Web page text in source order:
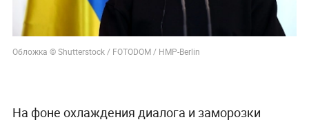
Обложка © Shutterstock / FOTODOM / HMP-Berlin
На фоне охлаждения диалога и заморозки